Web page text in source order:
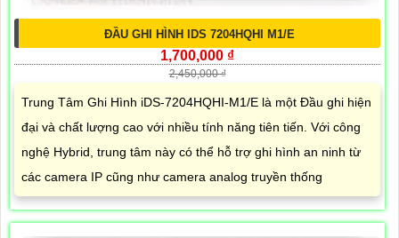
ĐẦU GHI HÌNH IDS 7204HQHI M1/E
1,700,000 ₫
2,450,000 ₫
Trung Tâm Ghi Hình iDS-7204HQHI-M1/E là một Đầu ghi hiện
đại và chất lượng cao với nhiều tính năng tiên tiến. Với công
nghệ Hybrid, trung tâm này có thể hỗ trợ ghi hình an ninh từ
các camera IP cũng như camera analog truyền thống